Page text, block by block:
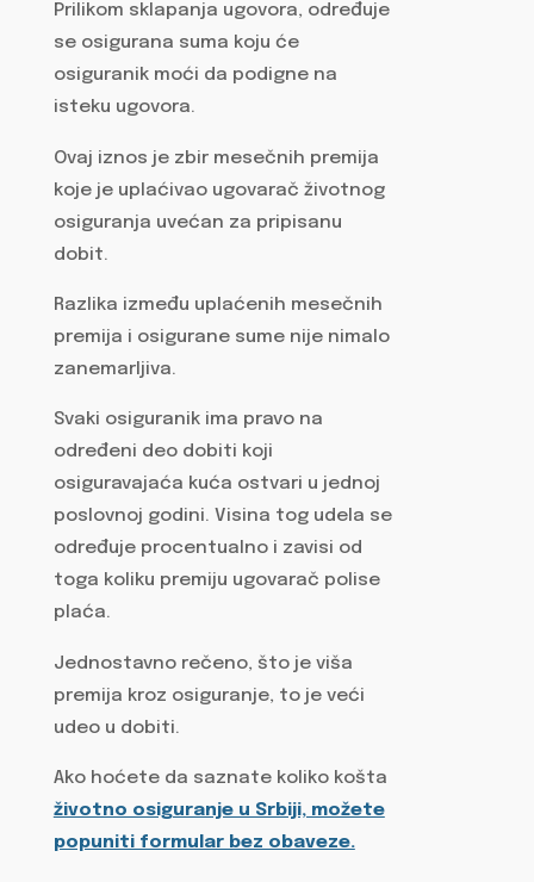
Prilikom sklapanja ugovora, određuje
se osigurana suma koju će
osiguranik moći da podigne na
isteku ugovora.
Ovaj iznos je zbir mesečnih premija
koje je uplaćivao ugovarač životnog
osiguranja uvećan za pripisanu
dobit.
Razlika između uplaćenih mesečnih
premija i osigurane sume nije nimalo
zanemarljiva.
Svaki osiguranik ima pravo na
određeni deo dobiti koji
osiguravajaća kuća ostvari u jednoj
poslovnoj godini. Visina tog udela se
određuje procentualno i zavisi od
toga koliku premiju ugovarač polise
plaća.
Jednostavno rečeno, što je viša
premija kroz osiguranje, to je veći
udeo u dobiti.
Ako hoćete da saznate koliko košta
životno osiguranje u Srbiji, možete
popuniti formular bez obaveze.